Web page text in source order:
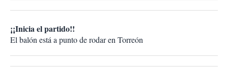
¡¡Inicia el partido!!
El balón está a punto de rodar en Torreón